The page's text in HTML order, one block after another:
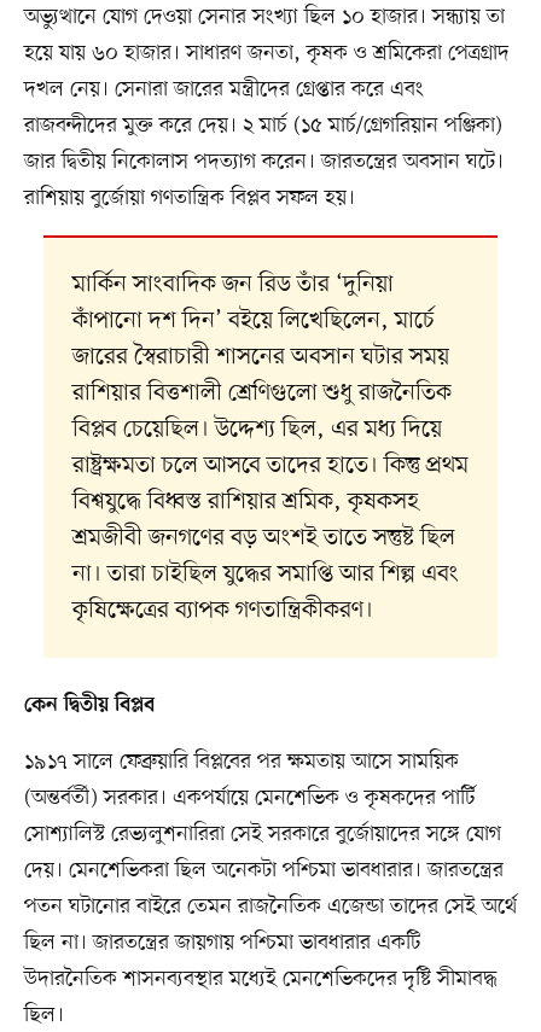
অভ্যুত্থানে যোগ দেওয়া সেনার সংখ্যা ছিল ১০ হাজার। সন্ধ্যায় তা
হয়ে যায় ৬০ হাজার। সাধারণ জনতা, কৃষক ও শ্রমিকেরা পেত্রগ্রাদ
দখল নেয়। সেনারা জারের মন্ত্রীদের গ্রেপ্তার করে এবং
রাজবন্দীদের মুক্ত করে দেয়। ২ মার্চ (১৫ মার্চ/গ্রেগরিয়ান পঞ্জিকা)
জার দ্বিতীয় নিকোলাস পদত্যাগ করেন। জারতন্ত্রের অবসান ঘটে।
রাশিয়ায় বুর্জোয়া গণতান্ত্রিক বিপ্লব সফল হয়।
মার্কিন সাংবাদিক জন রিড তাঁর ‘দুনিয়া
কাঁপানো দশ দিন’ বইয়ে লিখেছিলেন, মার্চে
জারের স্বৈরাচারী শাসনের অবসান ঘটার সময়
রাশিয়ার বিত্তশালী শ্রেণিগুলো শুধু রাজনৈতিক
বিপ্লব চেয়েছিল। উদ্দেশ্য ছিল, এর মধ্য দিয়ে
রাষ্ট্রক্ষমতা চলে আসবে তাদের হাতে। কিন্তু প্রথম
বিশ্বযুদ্ধে বিধ্বস্ত রাশিয়ার শ্রমিক, কৃষকসহ
শ্রমজীবী জনগণের বড় অংশই তাতে সন্তুষ্ট ছিল
না। তারা চাইছিল যুদ্ধের সমাপ্তি আর শিল্প এবং
কৃষিক্ষেত্রের ব্যাপক গণতান্ত্রিকীকরণ।
কেন দ্বিতীয় বিপ্লব
১৯১৭ সালে ফেব্রুয়ারি বিপ্লবের পর ক্ষমতায় আসে সাময়িক
(অন্তর্বর্তী) সরকার। একপর্যায়ে মেনশেভিক ও কৃষকদের পার্টি
সোশ্যালিস্ট রেভ্যলুশনারিরা সেই সরকারে বুর্জোয়াদের সঙ্গে যোগ
দেয়। মেনশেভিকরা ছিল অনেকটা পশ্চিমা ভাবধারার। জারতন্ত্রের
পতন ঘটানোর বাইরে তেমন রাজনৈতিক এজেন্ডা তাদের সেই অর্থে
ছিল না। জারতন্ত্রের জায়গায় পশ্চিমা ভাবধারার একটি
উদারনৈতিক শাসনব্যবস্থার মধ্যেই মেনশেভিকদের দৃষ্টি সীমাবদ্ধ
ছিল।